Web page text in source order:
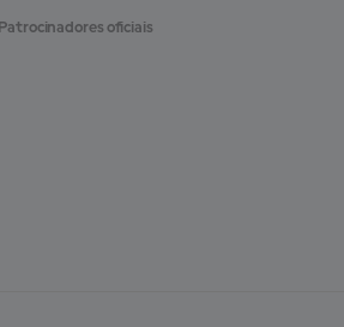
Patrocinadores oficiais